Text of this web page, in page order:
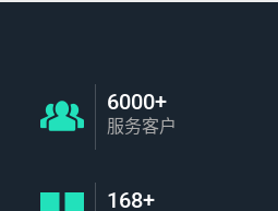
6000+
服务客户
168+